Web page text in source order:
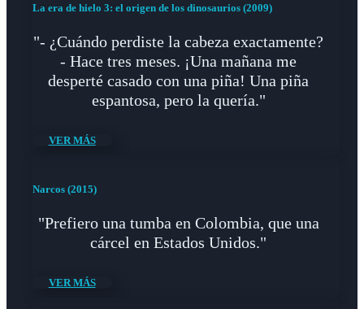
La era de hielo 3: el origen de los dinosaurios (2009)
"- ¿Cuándo perdiste la cabeza exactamente?
- Hace tres meses. ¡Una mañana me
desperté casado con una piña! Una piña
espantosa, pero la quería."
VER MÁS
Narcos (2015)
"Prefiero una tumba en Colombia, que una
cárcel en Estados Unidos."
VER MÁS